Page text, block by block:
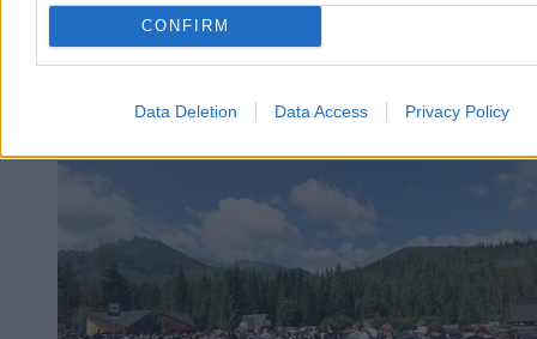
CONFIRM
Data Deletion Data Access Privacy Policy
Piotr Białczyk